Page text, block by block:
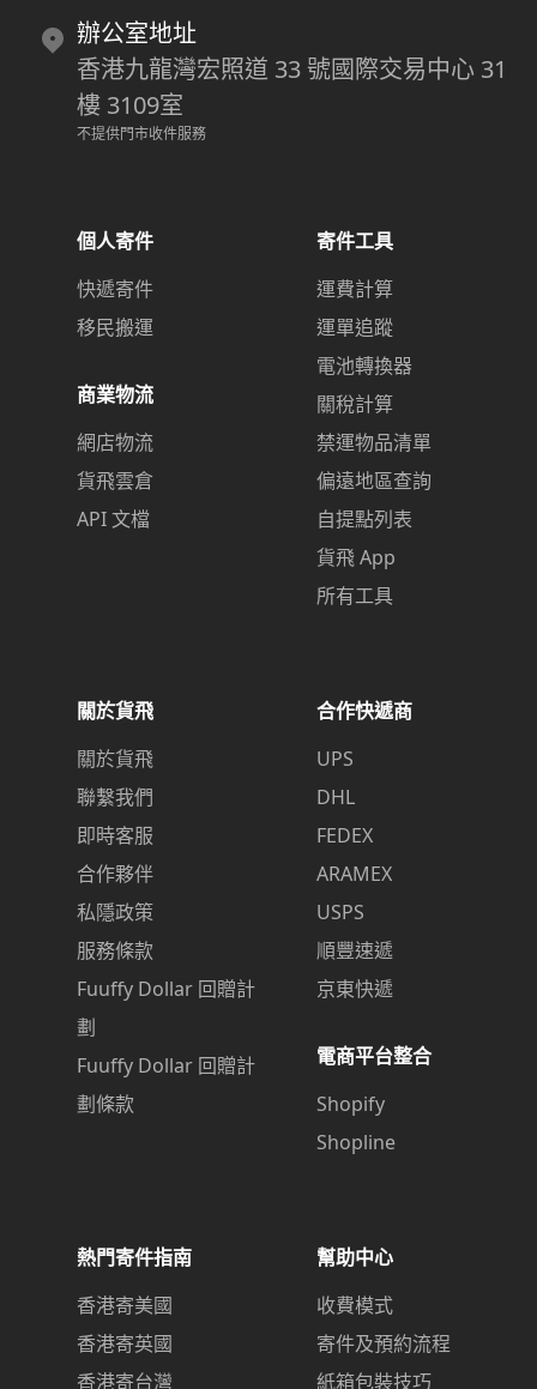
辦公室地址
香港九龍灣宏照道 33 號國際交易中心 31
樓 3109室
不提供門市收件服務
個人寄件
快遞寄件
移民搬運
商業物流
網店物流
貨飛雲倉
API 文檔
寄件工具
運費計算
運單追蹤
電池轉換器
關稅計算
禁運物品清單
偏遠地區查詢
自提點列表
貨飛 App
所有工具
關於貨飛
關於貨飛
聯繫我們
即時客服
合作夥伴
私隱政策
服務條款
Fuuffy Dollar 回贈計
劃
Fuuffy Dollar 回贈計
劃條款
合作快遞商
UPS
DHL
FEDEX
ARAMEX
USPS
順豐速遞
京東快遞
電商平台整合
Shopify
Shopline
熱門寄件指南
香港寄美國
香港寄英國
香港寄台灣
幫助中心
收費模式
寄件及預約流程
紙箱包裝技巧